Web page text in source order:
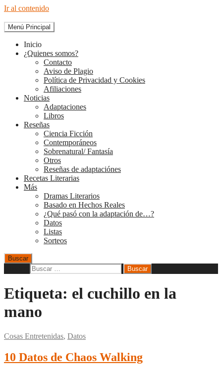
Ir al contenido
The Diary of Books
Menú Principal
Inicio
¿Quienes somos?
Contacto
Aviso de Plagio
Política de Privacidad y Cookies
Afiliaciones
Noticias
Adaptaciones
Libros
Reseñas
Ciencia Ficción
Contemporáneos
Sobrenatural/ Fantasía
Otros
Reseñas de adaptaciónes
Recetas Literarias
Más
Dramas Literarios
Basado en Hechos Reales
¿Qué pasó con la adaptación de…?
Datos
Listas
Sorteos
Buscar
Etiqueta: el cuchillo en la
mano
Cosas Entretenidas, Datos
10 Datos de Chaos Walking